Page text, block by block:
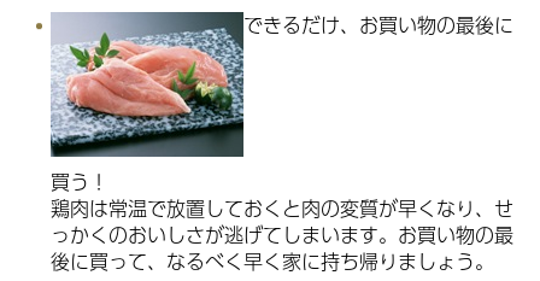
できるだけ、お買い物の最後に
買う！
鶏肉は常温で放置しておくと肉の変質が早くなり、せ
っかくのおいしさが逃げてしまいます。お買い物の最
後に買って、なるべく早く家に持ち帰りましょう。